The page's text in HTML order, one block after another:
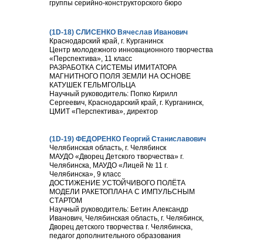
группы серийно-конструкторского бюро
(1D-18) СЛИСЕНКО Вячеслав Иванович
Краснодарский край, г. Курганинск
Центр молодежного инновационного творчества
«Перспектива», 11 класс
РАЗРАБОТКА СИСТЕМЫ ИМИТАТОРА
МАГНИТНОГО ПОЛЯ ЗЕМЛИ НА ОСНОВЕ
КАТУШЕК ГЕЛЬМГОЛЬЦА
Научный руководитель: Попко Кирилл
Сергеевич, Краснодарский край, г. Курганинск,
ЦМИТ «Перспектива», директор
(1D-19) ФЕДОРЕНКО Георгий Станиславович
Челябинская область, г. Челябинск
МАУДО «Дворец Детского творчества» г.
Челябинска, МАУДО «Лицей № 11 г.
Челябинска», 9 класс
ДОСТИЖЕНИЕ УСТОЙЧИВОГО ПОЛЁТА
МОДЕЛИ РАКЕТОПЛАНА С ИМПУЛЬСНЫМ
СТАРТОМ
Научный руководитель: Бетин Александр
Иванович, Челябинская область, г. Челябинск,
Дворец детского творчества г. Челябинска,
педагог дополнительного образования